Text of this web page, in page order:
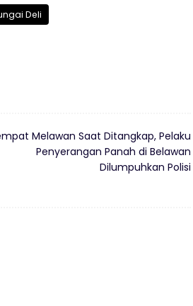
Deli
Melawan Saat Ditangkap, Pelaku
Penyerangan Panah di Belawan
Dilumpuhkan Polisi